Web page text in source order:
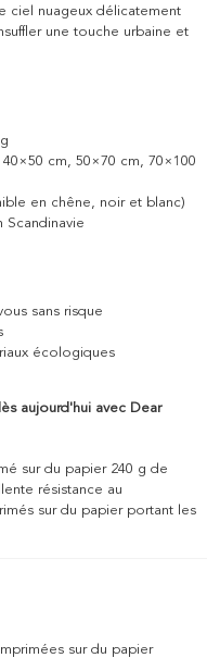
ciel nuageux délicatement
une touche urbaine et
cm, 50×70 cm, 70×100
en chêne, noir et blanc)
Scandinavie
sans risque
écologiques
aujourd'hui avec Dear
sur du papier 240 g de
résistance au
sur du papier portant les
sur du papier